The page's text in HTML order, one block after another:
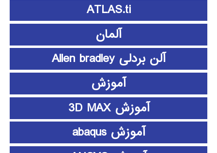
ATLAS.ti
آلمان
آلن بردلی Allen bradley
آموزش
آموزش 3D MAX
آموزش abaqus